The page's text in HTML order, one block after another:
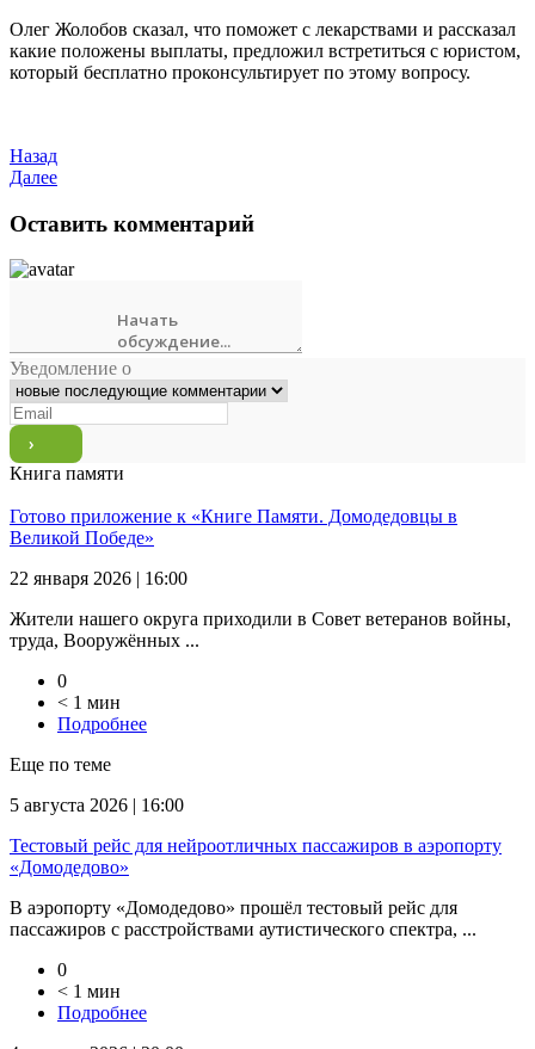
Олег Жолобов сказал, что поможет с лекарствами и рассказал
какие положены выплаты, предложил встретиться с юристом,
который бесплатно проконсультирует по этому вопросу.
Назад
Далее
Оставить комментарий
Уведомление о
Книга памяти
Готово приложение к «Книге Памяти. Домодедовцы в
Великой Победе»
22 января 2026 | 16:00
Жители нашего округа приходили в Совет ветеранов войны,
труда, Вооружённых ...
0
< 1 мин
Подробнее
Еще по теме
5 августа 2026 | 16:00
Тестовый рейс для нейроотличных пассажиров в аэропорту
«Домодедово»
В аэропорту «Домодедово» прошёл тестовый рейс для
пассажиров с расстройствами аутистического спектра, ...
0
< 1 мин
Подробнее